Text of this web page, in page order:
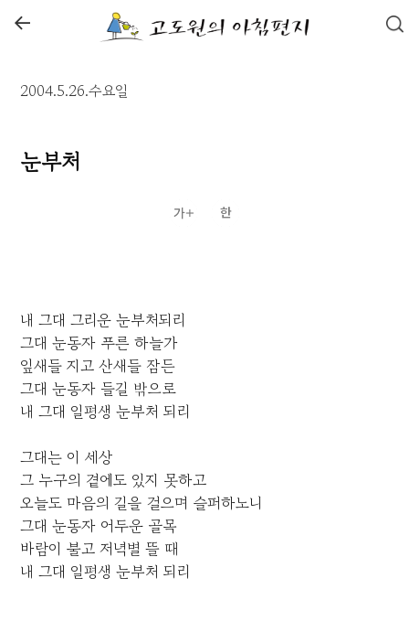
←
2004.5.26.수요일
눈부처
내 그대 그리운 눈부처되리
그대 눈동자 푸른 하늘가
잎새들 지고 산새들 잠든
그대 눈동자 들길 밖으로
내 그대 일평생 눈부처 되리
그대는 이 세상
그 누구의 곁에도 있지 못하고
오늘도 마음의 길을 걸으며 슬퍼하노니
그대 눈동자 어두운 골목
바람이 불고 저녁별 뜰 때
내 그대 일평생 눈부처 되리